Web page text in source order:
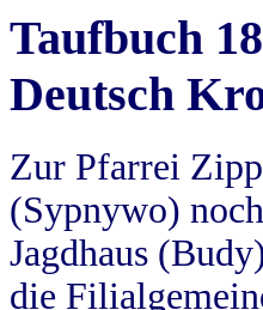
Taufbuch
Deutsch
Zur Pfarrei
(Sypnywo)
Jagdhaus
die